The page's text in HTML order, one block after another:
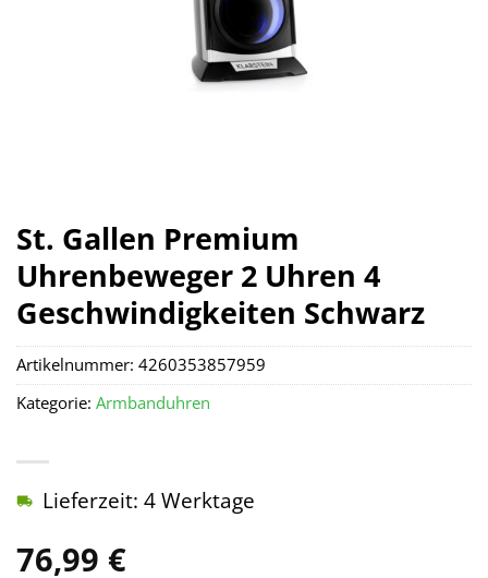
St. Gallen Premium
Uhrenbeweger 2 Uhren 4
Geschwindigkeiten Schwarz
76,99 €
Lieferzeit: 4 Werktage
Artikelnummer: 4260353857959
Kategorie: Armbanduhren